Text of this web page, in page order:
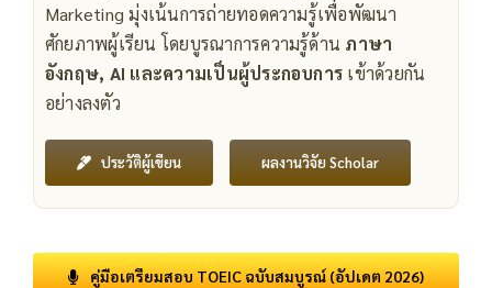
Marketing มุ่งเน้นการถ่ายทอดความรู้เพื่อพัฒนา
ศักยภาพผู้เรียน โดยบูรณาการความรู้ด้าน ภาษา
อังกฤษ, AI และความเป็นผู้ประกอบการ เข้าด้วยกัน
อย่างลงตัว
ประวัติผู้เขียน ผลงานวิจัย Scholar
คู่มือเตรียมสอบ TOEIC ฉบับสมบูรณ์ (อัปเดต 2026)